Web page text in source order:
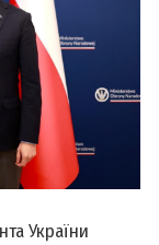
України